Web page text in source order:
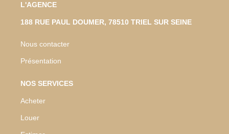
L'AGENCE
188 RUE PAUL DOUMER, 78510 TRIEL SUR SEINE
Nous contacter
Présentation
NOS SERVICES
Acheter
Louer